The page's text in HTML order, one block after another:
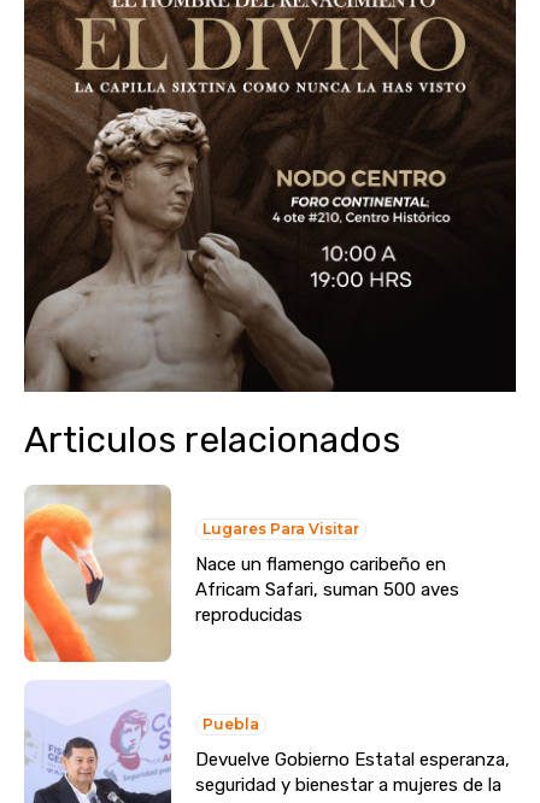
Articulos relacionados
Lugares Para Visitar
Nace un flamengo caribeño en
Africam Safari, suman 500 aves
reproducidas
Puebla
Devuelve Gobierno Estatal esperanza,
seguridad y bienestar a mujeres de la